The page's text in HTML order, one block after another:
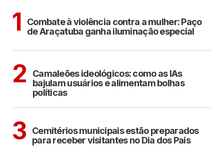
1
Combate à violência contra a mulher: Paço
de Araçatuba ganha iluminação especial
2
Camaleões ideológicos: como as IAs
bajulam usuários e alimentam bolhas
políticas
3 Cemitérios municipais estão preparados
para receber visitantes no Dia dos Pais